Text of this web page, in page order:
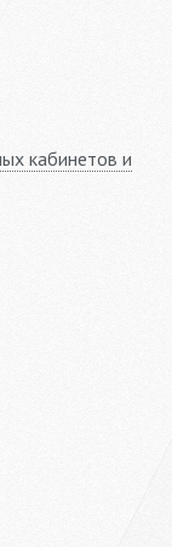
кабинетов и